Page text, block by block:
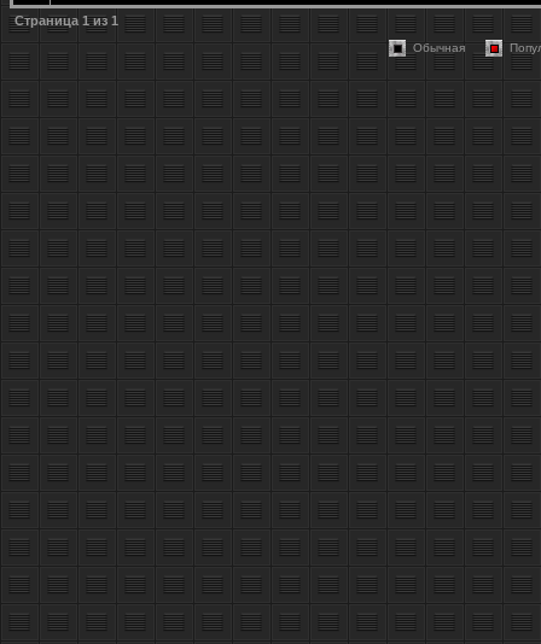
Страница 1из 1
Обычная